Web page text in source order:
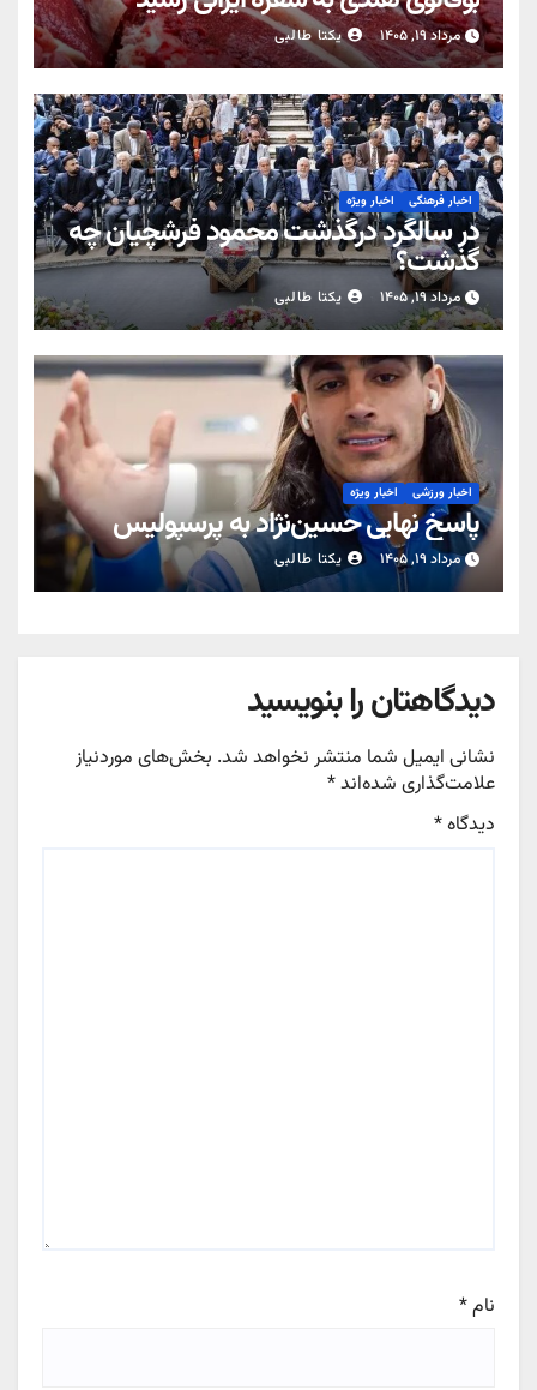
مرداد ۱۹, ۱۴۰۵ یکتا طالبی
اخبار فرهنگی اخبار ویژه
در سالگرد درگذشت محمود فرشچیان چه
گذشت؟
مرداد ۱۹, ۱۴۰۵ یکتا طالبی
اخبار ورزشی اخبار ویژه
پاسخ نهایی حسین‌نژاد به پرسپولیس
مرداد ۱۹, ۱۴۰۵ یکتا طالبی
دیدگاهتان را بنویسید
نشانی ایمیل شما منتشر نخواهد شد. بخش‌های موردنیاز
علامت‌گذاری شده‌اند*
دیدگاه*
نام*